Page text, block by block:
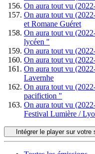
On aura tout vu
On aura tout vu
et Romane Guéret
On aura tout vu
lycéen "
On aura tout vu
On aura tout vu
On aura tout vu
Lavernhe
On aura tout vu
pacifiction "
On aura tout vu
Festival Lumière /
Intégrer le player sur votre